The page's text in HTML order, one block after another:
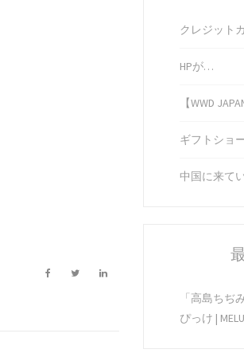
クレジット
HPが…
【WWD
ギフトショ
中国に来て
「高島ちぢ
ぴっけ |